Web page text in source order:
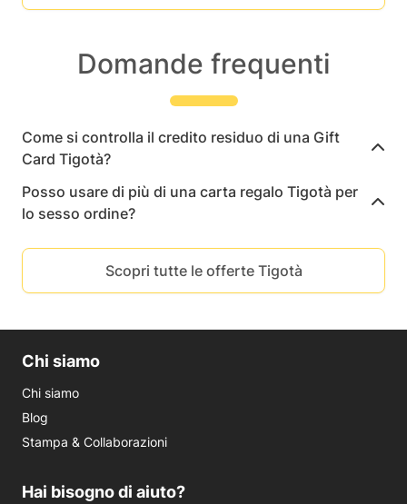
Domande frequenti
Come si controlla il credito residuo di una Gift
Card Tigotà?
Posso usare di più di una carta regalo Tigotà per
lo sesso ordine?
Scopri tutte le offerte Tigotà
Chi siamo
Chi siamo
Blog
Stampa & Collaborazioni
Hai bisogno di aiuto?